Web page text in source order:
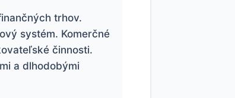
trhov.
systém. Komerčné
činnosti.
a dlhodobými